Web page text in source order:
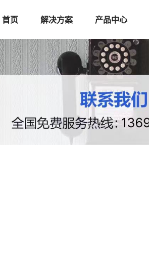
首页 解决方案 产品中心